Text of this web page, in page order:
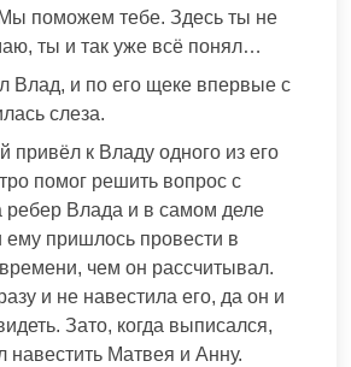
поможем тебе. Здесь ты не
ты и так уже всё понял…
Влад, и по его щеке впервые с
слеза.
привёл к Владу одного из его
помог решить вопрос с
ребер Влада и в самом деле
пришлось провести в
чем он рассчитывал.
и не навестила его, да он и
Зато, когда выписался,
навестить Матвея и Анну.